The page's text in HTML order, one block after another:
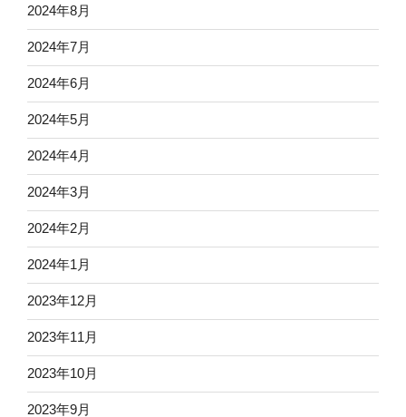
2024年8月
2024年7月
2024年6月
2024年5月
2024年4月
2024年3月
2024年2月
2024年1月
2023年12月
2023年11月
2023年10月
2023年9月